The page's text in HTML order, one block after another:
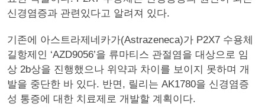
신경염증과 관련있다고 알려져 있다.
기존에 아스트라제네카가(Astrazeneca)가 P2X7 수용체
길항제인 ‘AZD9056’을 류마티스 관절염을 대상으로 임
상 2b상을 진행했으나 위약과 차이를 보이지 못하며 개
발을 중단한 바 있다. 반면, 릴리는 AK1780을 신경염증
성 통증에 대한 치료제로 개발할 계획이다.